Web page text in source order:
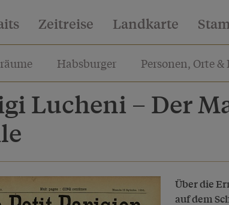
Zeitreise Landkarte
Habsburger Personen, Orte &
Lucheni – Der
Über die
auf dem